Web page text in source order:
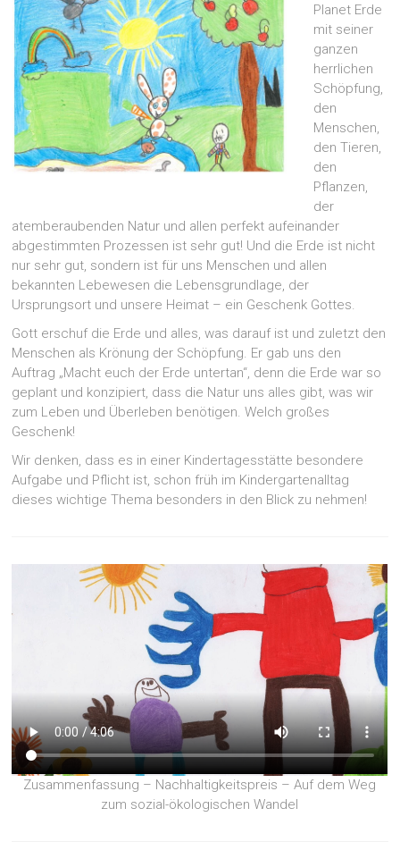
Planet Erde
mit seiner
ganzen
herrlichen
Schöpfung,
den
Menschen,
den Tieren,
den
Pflanzen,
der
atemberaubenden Natur und allen perfekt aufeinander
abgestimmten Prozessen ist sehr gut! Und die Erde ist nicht
nur sehr gut, sondern ist für uns Menschen und allen
bekannten Lebewesen die Lebensgrundlage, der
Ursprungsort und unsere Heimat – ein Geschenk Gottes.
Gott erschuf die Erde und alles, was darauf ist und zuletzt den
Menschen als Krönung der Schöpfung. Er gab uns den
Auftrag „Macht euch der Erde untertan“, denn die Erde war so
geplant und konzipiert, dass die Natur uns alles gibt, was wir
zum Leben und Überleben benötigen. Welch großes
Geschenk!
Wir denken, dass es in einer Kindertagesstätte besondere
Aufgabe und Pflicht ist, schon früh im Kindergartenalltag
dieses wichtige Thema besonders in den Blick zu nehmen!
Zusammenfassung – Nachhaltigkeitspreis – Auf dem Weg
zum sozial-ökologischen Wandel